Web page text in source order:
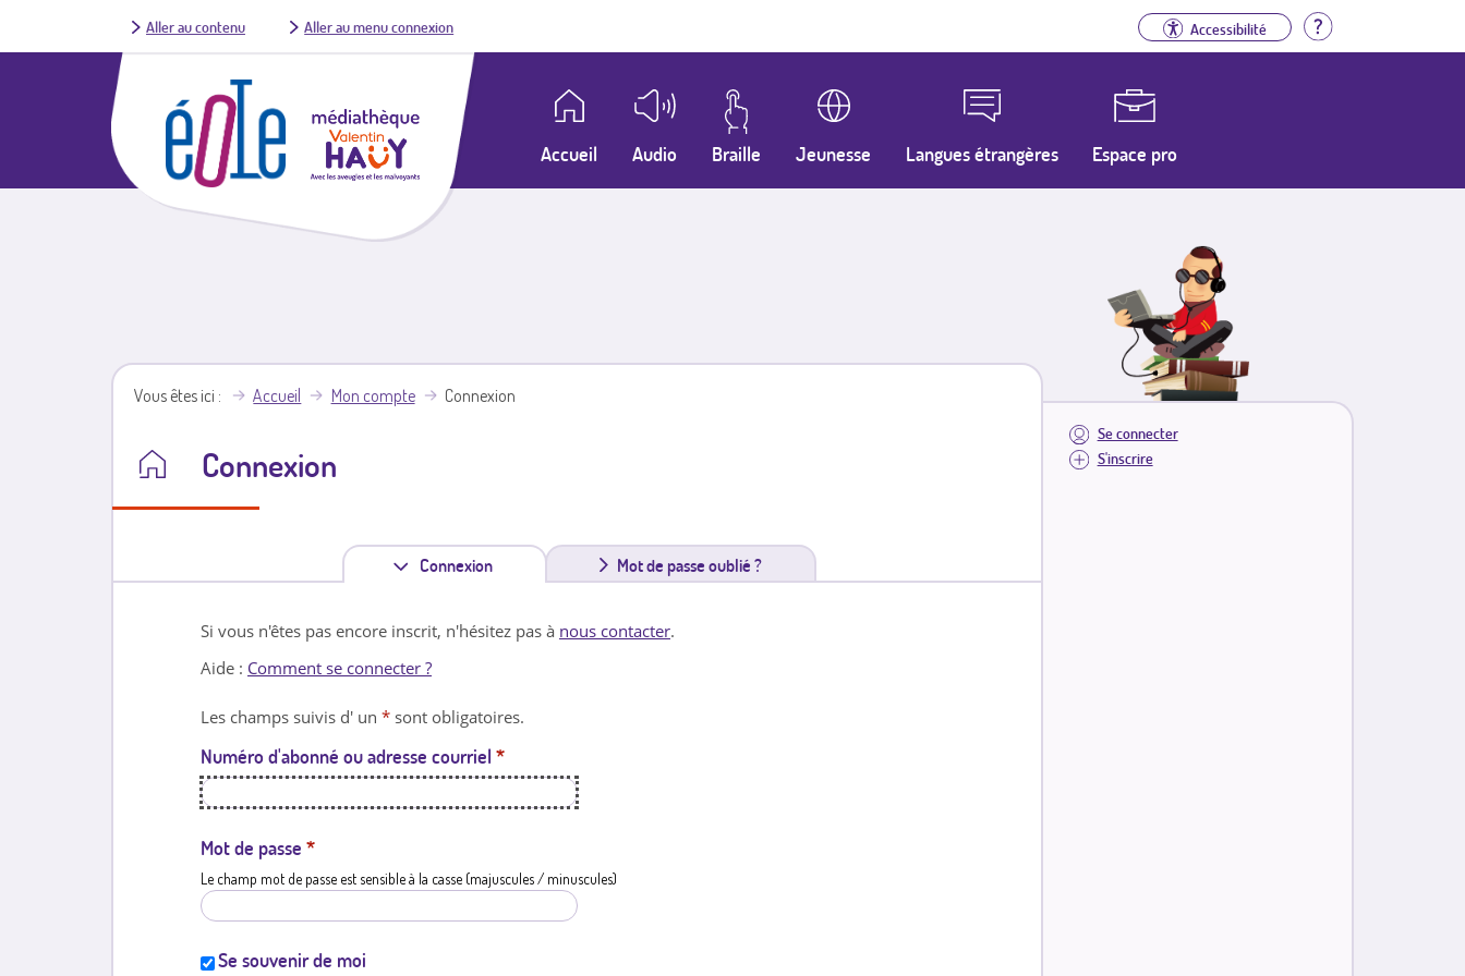
Aller au contenu Aller au menu connexion Accessibilité Aide
Accueil Audio Braille Jeunesse Langues étrangères Espace pro
Se connecter
S'inscrire
Vous êtes ici Accueil Mon compte Connexion
Connexion
Connexion
n
l
e
Mot de passe oublié ?
Si vous n'êtes pas encore inscrit, n'hésitez pas à nous contacter.
Aide : Comment se connecter ?
Les champs suivis d' un * sont obligatoires.
Numéro d'abonné ou adresse courriel *
Mot de passe *
Le champ mot de passe est sensible à la casse (majuscules / minuscules)
Se souvenir de moi